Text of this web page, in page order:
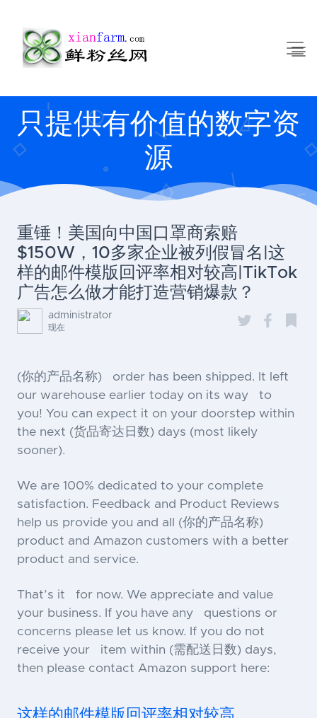
只提供有价值的数字资
源
重锤！美国向中国口罩商索赔
$150W，10多家企业被列假冒名|这
样的邮件模版回评率相对较高|TikTok
广告怎么做才能打造营销爆款？
administrator
现在
(你的产品名称) order has been shipped. It left
our warehouse earlier today on its way to
you! You can expect it on your doorstep within
the next (货品寄达日数) days (most likely
sooner).
We are 100% dedicated to your complete
satisfaction. Feedback and Product Reviews
help us provide you and all (你的产品名称)
product and Amazon customers with a better
product and service.
That’s it for now. We appreciate and value
your business. If you have any questions or
concerns please let us know. If you do not
receive your item within (需配送日数) days,
then please contact Amazon support here: